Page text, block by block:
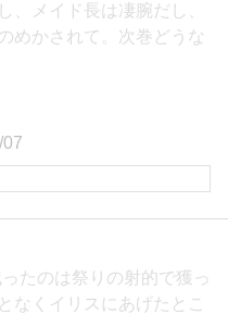
、メイド長は凄腕だし、
めかされて。次巻どうな
たのは祭りの射的で獲っ
なくイリスにあげたとこ